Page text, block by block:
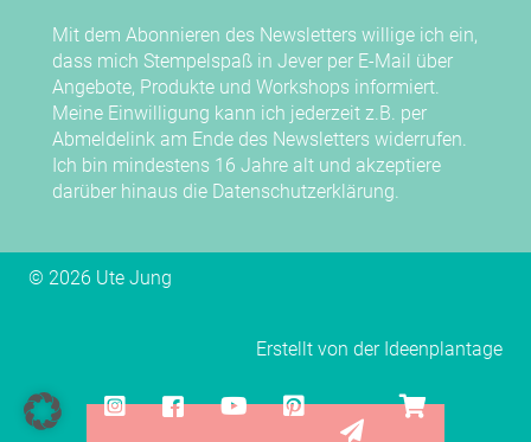
InstagramFacebookYouTubePinterest YouTube
Mit dem Abonnieren des Newsletters willige ich ein,
dass mich Stempelspaß in Jever per E-Mail über
Angebote, Produkte und Workshops informiert.
Meine Einwilligung kann ich jederzeit z.B. per
Abmeldelink am Ende des Newsletters widerrufen.
Ich bin mindestens 16 Jahre alt und akzeptiere
darüber hinaus die Datenschutzerklärung.
© 2026 Ute Jung
Erstellt von der Ideenplantage